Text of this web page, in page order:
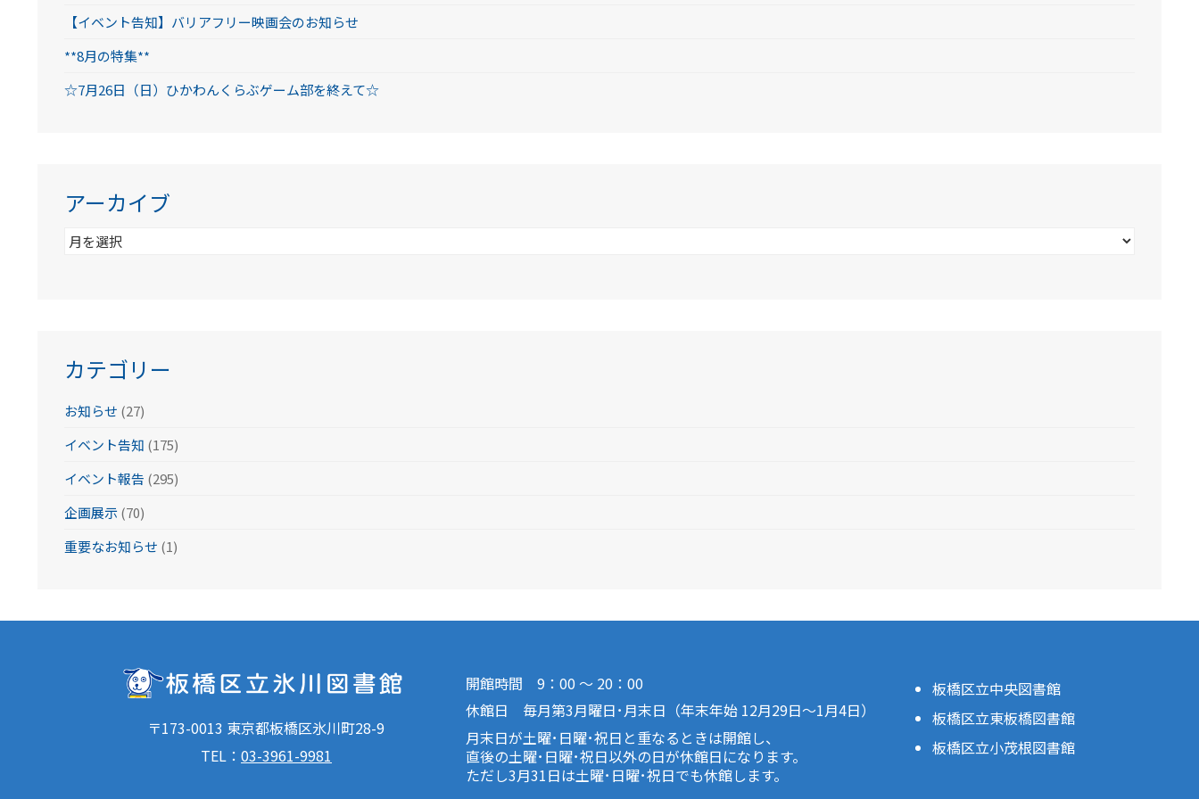
【イベント告知】バリアフリー映画会のお知らせ
**8月の特集**
☆7月26日（日）ひかわんくらぶゲーム部を終えて☆
アーカイブ
ア
カテゴリー
お知らせ (27)
イベント告知 (175)
イベント報告 (295)
企画展示(70)
重要なお知らせ (1)
〒173-0013 東京都板橋区氷川町28-9
TEL： 03-3961-9981
開館時間 9：00 ～ 20：00
休館日 毎月第3月曜日･月末日（年末年始 12月29日～1月4日）
月末日が土曜･日曜･祝日と重なるときは開館し、
直後の土曜･日曜･祝日以外の日が休館日になります。
ただし3月31日は土曜･日曜･祝日でも休館します。
板橋区立中央図書館
板橋区立東板橋図書館
板橋区立小茂根図書館